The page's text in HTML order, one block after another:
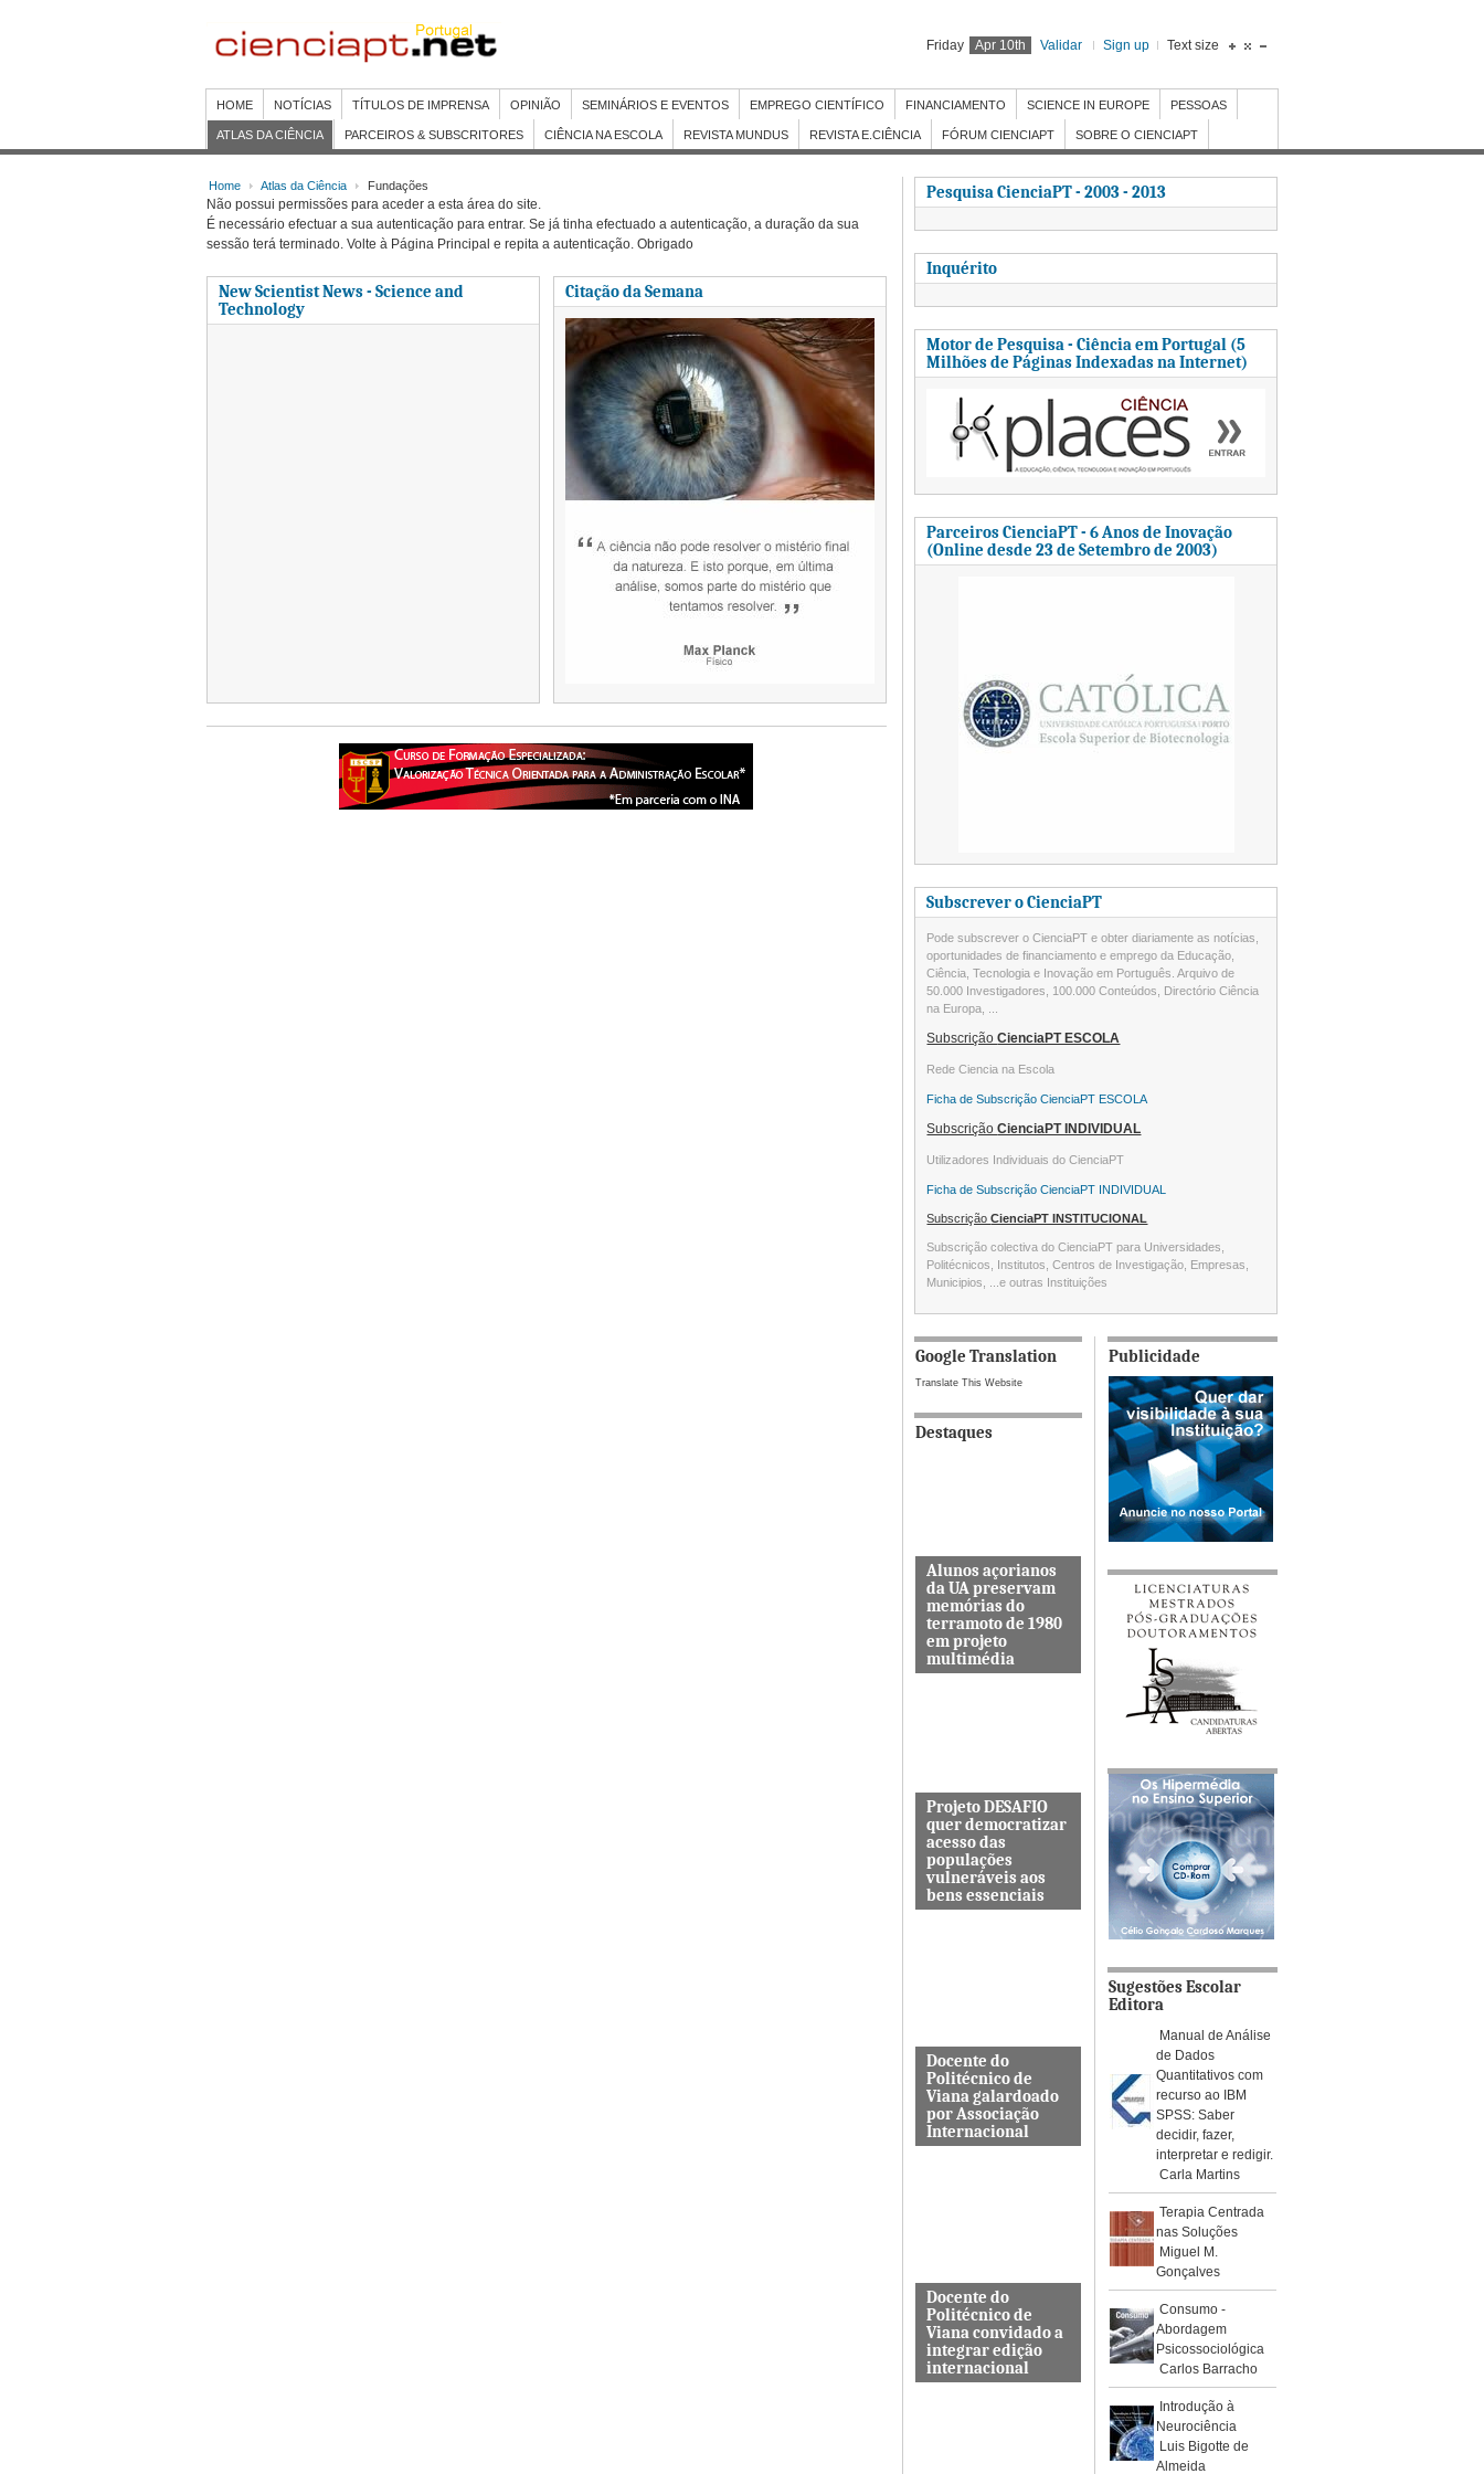
Friday Apr 10th Validar Sign up Text size
HOME NOTÍCIAS TÍTULOS DE IMPRENSA OPINIÃO SEMINÁRIOS E EVENTOS EMPREGO CIENTÍFICO FINANCIAMENTO SCIENCE IN EUROPE PESSOAS
ATLAS DA CIÊNCIA PARCEIROS & SUBSCRITORES CIÊNCIA NA ESCOLA REVISTA MUNDUS REVISTA E.CIÊNCIA FÓRUM CIENCIAPT SOBRE O CIENCIAPT
Home Atlas da Ciência Fundações
Não possui permissões para aceder a esta área do site.
É necessário efectuar a sua autenticação para entrar. Se já tinha efectuado a autenticação, a duração da sua
sessão terá terminado. Volte à Página Principal e repita a autenticação. Obrigado
New Scientist News - Science and
Technology
Citação da Semana
Pesquisa CienciaPT - 2003 - 2013
Inquérito
Motor de Pesquisa - Ciência em Portugal (5
Milhões de Páginas Indexadas na Internet)
Parceiros CienciaPT - 6 Anos de Inovação
(Online desde 23 de Setembro de 2003)
Subscrever o CienciaPT
Pode subscrever o CienciaPT e obter diariamente as notícias,
oportunidades de financiamento e emprego da Educação,
Ciência, Tecnologia e Inovação em Português. Arquivo de
50.000 Investigadores, 100.000 Conteúdos, Directório Ciência
na Europa, ...
SubscriçãoCienciaPT ESCOLA
Rede Ciencia na Escola
Ficha de Subscrição CienciaPT ESCOLA
SubscriçãoCienciaPT INDIVIDUAL
Utilizadores Individuais do CienciaPT
Ficha de Subscrição CienciaPT INDIVIDUAL
SubscriçãoCienciaPT INSTITUCIONAL
Subscrição colectiva do CienciaPT para Universidades,
Politécnicos, Institutos, Centros de Investigação, Empresas,
Municipios, ...e outras Instituições
Google Translation
Translate This Website
Destaques
Alunos açorianos
da UA preservam
memórias do
terramoto de 1980
em projeto
multimédia
Projeto DESAFIO
quer democratizar
acesso das
populações
vulneráveis aos
bens essenciais
Docente do
Politécnico de
Viana galardoado
por Associação
Internacional
Docente do
Politécnico de
Viana convidado a
integrar edição
internacional
Publicidade
Sugestões Escolar
Editora
Manual de Análise
de Dados
Quantitativos com
recurso ao IBM
SPSS: Saber
decidir, fazer,
interpretar e redigir.
Carla Martins
Terapia Centrada
nas Soluções
Miguel M.
Gonçalves
Consumo -
Abordagem
Psicossociológica
Carlos Barracho
Introdução à
Neurociência
Luis Bigotte de
Almeida